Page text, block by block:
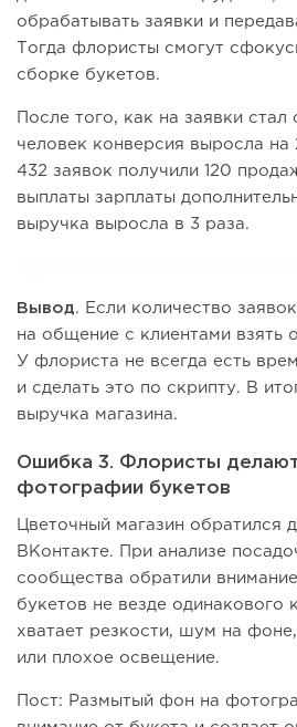
обрабатывать заявки и
Тогда флористы смогут
сборке букетов.
После того, как на заявки стал
человек конверсия выросла на
432 заявок получили 120
выплаты зарплаты
выручка выросла в 3 раза.
Вывод. Если количество
на общение с клиентами взять
У флориста не всегда есть
и сделать это по скрипту. В
выручка магазина.
Ошибка 3. Флористы
фотографии букетов
Цветочный магазин обратился
ВКонтакте. При анализе
сообщества обратили
букетов не везде одинакового
хватает резкости, шум на
или плохое освещение.
Пост: Размытый фон на